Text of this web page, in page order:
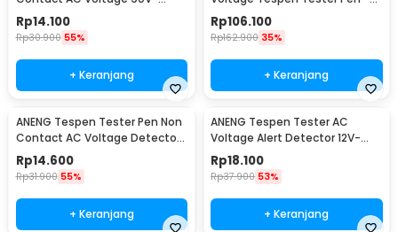
1000V - 1AC-D Plus
Rp14.100
Rp30.900 55%
+ Keranjang
A3003
Rp106.100
Rp162.900 35%
+ Keranjang
ANENG Tespen Tester Pen Non
Contact AC Voltage Detector
90-1000V 1AC-D
Rp14.600
Rp31.900 55%
+ Keranjang
ANENG Tespen Tester AC
Voltage Alert Detector 12V-
1000V - VD806
Rp18.100
Rp37.900 53%
+ Keranjang